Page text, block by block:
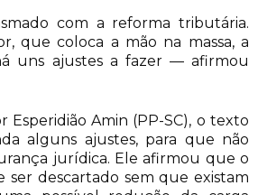
com a reforma tributária.
que coloca a mão na massa, a
uns ajustes a fazer — afirmou
Esperidião Amin (PP-SC), o texto
alguns ajustes, para que não
jurídica. Ele afirmou que o
ser descartado sem que existam